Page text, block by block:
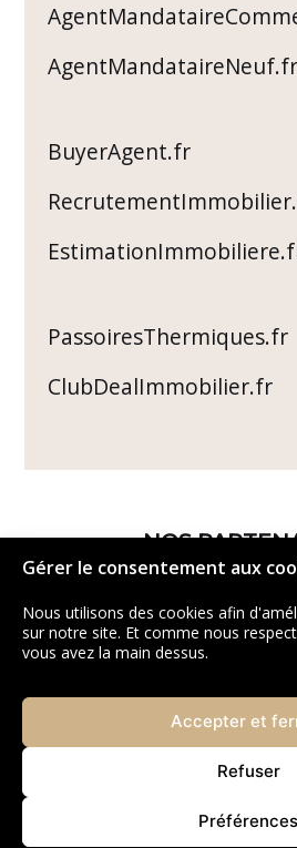
Gérer le consentement aux
Nous utilisons des cookies afin
sur notre site. Et comme nous
vous avez la main dessus.
Accepter et
Refuser
Préférences
AgentMandataireNeuf.fr
BuyerAgent.fr
PassoiresThermiques.fr
ClubDealImmobilier.fr
NOS